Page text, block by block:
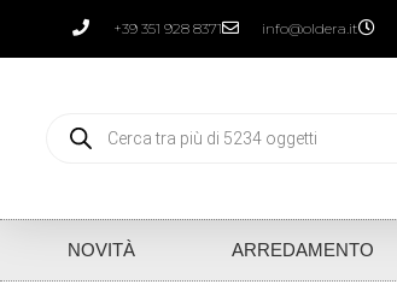
+39 351 928 8371 info@oldera.it
NOVITÀ ARREDAMENTO